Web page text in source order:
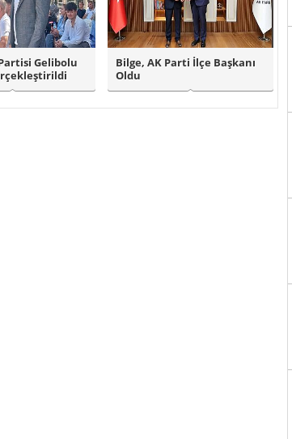
Gelibolu
Bilge, AK Parti İlçe Başkanı
Oldu